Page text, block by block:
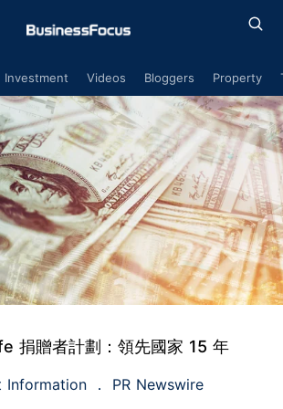
Investment Videos Bloggers Property
捐贈者計劃：領先國家 15 年
Information PR Newswire